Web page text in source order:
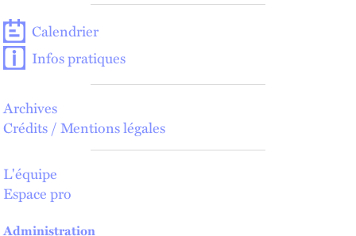
Calendrier
Infos pratiques
Archives
Crédits / Mentions légales
L'équipe
Espace pro
Administration